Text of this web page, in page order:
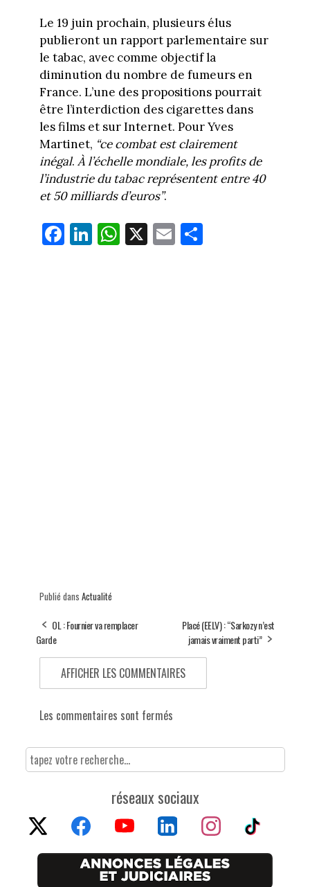
Le 19 juin prochain, plusieurs élus
publieront un rapport parlementaire sur
le tabac, avec comme objectif la
diminution du nombre de fumeurs en
France. L’une des propositions pourrait
être l’interdiction des cigarettes dans
les films et sur Internet. Pour Yves
Martinet, “ce combat est clairement
inégal. À l’échelle mondiale, les profits de
l’industrie du tabac représentent entre 40
et 50 milliards d’euros”.
Fa
ce
Li
nk
W
ha
X E
m
Pa
Publié dans Actualité
OL : Fournier va remplacer
Garde
Placé (EELV) : “Sarkozy n’est
jamais vraiment parti”
AFFICHER LES COMMENTAIRES
Les commentaires sont fermés
réseaux sociaux